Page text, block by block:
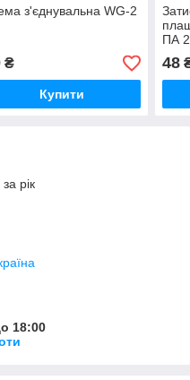
з'єднувальна WG-2
₴
Купити
ПА
48
рік
18:00